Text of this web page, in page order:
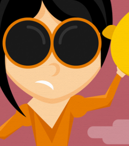
pierwszym z grona
koncepcjami solidaryzmu
myśli Abramowskiego.
domu rodzinnego umiłowanie
stworzenia własnego
udał się na studia do Paryża,
Politiques, skupiając
Równocześnie w latach
r. wrócił do kraju, wkrótce
w Halle, jednak po roku